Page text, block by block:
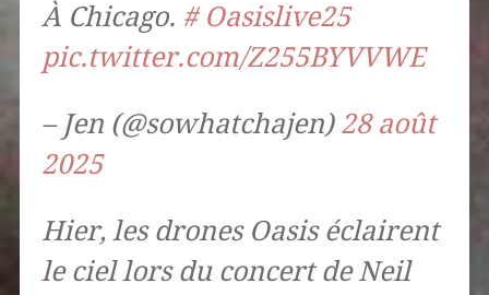
À Chicago. # Oasislive25
pic.twitter.com/Z255BYVVWE
– Jen (@sowhatchajen) 28 août
2025
Hier, les drones Oasis éclairent
le ciel lors du concert de Neil